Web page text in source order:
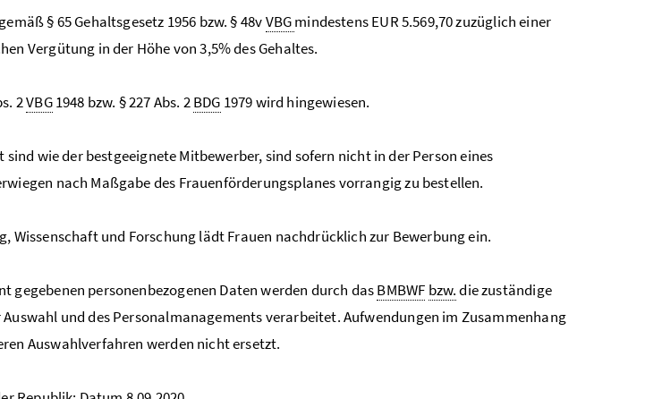
§ 65 Gehaltsgesetz 1956 bzw. § 48vVBGmindestens EUR 5.569,70 zuzüglich einer
Vergütung in der Höhe von 3,5% des Gehaltes.
2VBG1948 bzw. § 227 Abs. 2BDG 1979 wird hingewiesen.
wie der bestgeeignete Mitbewerber, sind sofern nicht in der Person eines
nach Maßgabe des Frauenförderungsplanes vorrangig zu bestellen.
Wissenschaft und Forschung lädt Frauen nachdrücklich zur Bewerbung ein.
gegebenen personenbezogenen Daten werden durch dasBMBWF bzw.die zuständige
und des Personalmanagements verarbeitet. Aufwendungen im Zusammenhang
Auswahlverfahren werden nicht ersetzt.